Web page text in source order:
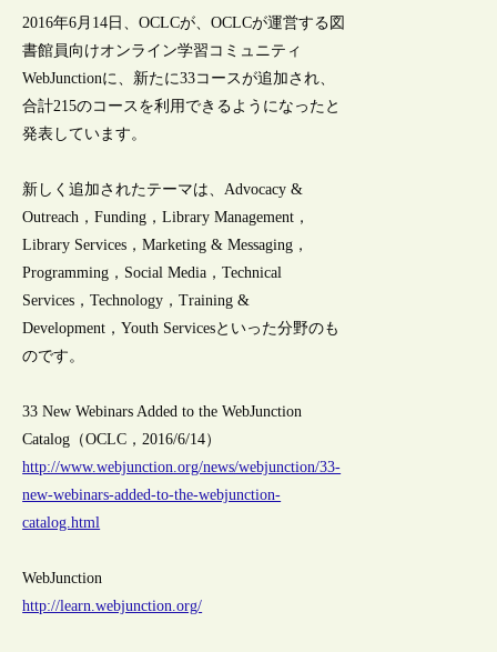
2016年6月14日、OCLCが、OCLCが運営する図
書館員向けオンライン学習コミュニティ
WebJunctionに、新たに33コースが追加され、
合計215のコースを利用できるようになったと
発表しています。
新しく追加されたテーマは、Advocacy &
Outreach，Funding，Library Management，
Library Services，Marketing & Messaging，
Programming，Social Media，Technical
Services，Technology，Training &
Development，Youth Servicesといった分野のも
のです。
33 New Webinars Added to the WebJunction
Catalog（OCLC，2016/6/14）
http://www.webjunction.org/news/webjunction/33-
new-webinars-added-to-the-webjunction-
catalog.html
WebJunction
http://learn.webjunction.org/